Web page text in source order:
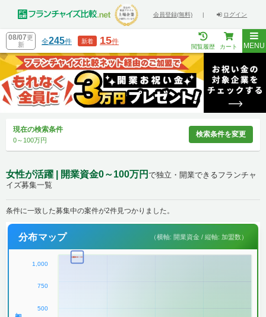
会員登録(無料) | ログイン
08/07更
新
全245件 新着 15件
閲覧履歴 カート MENU
現在の検索条件
0～100万円
検索条件を変更
女性が活躍 | 開業資金0～100万円 で独立・開業できるフランチャ
イズ募集一覧
条件に一致した募集中の案件が2件見つかりました。
分布マップ （横軸: 開業資金 / 縦軸: 加盟数）
1,000
750
500